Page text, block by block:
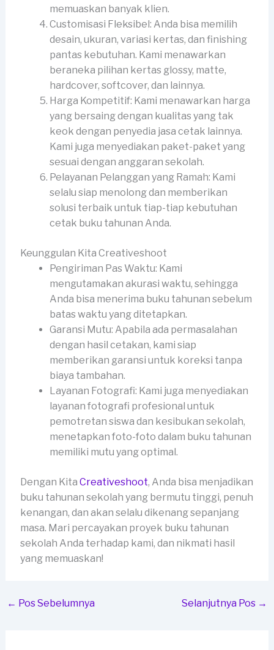
memuaskan banyak klien.
Customisasi Fleksibel: Anda bisa memilih
desain, ukuran, variasi kertas, dan finishing
pantas kebutuhan. Kami menawarkan
beraneka pilihan kertas glossy, matte,
hardcover, softcover, dan lainnya.
Harga Kompetitif: Kami menawarkan harga
yang bersaing dengan kualitas yang tak
keok dengan penyedia jasa cetak lainnya.
Kami juga menyediakan paket-paket yang
sesuai dengan anggaran sekolah.
Pelayanan Pelanggan yang Ramah: Kami
selalu siap menolong dan memberikan
solusi terbaik untuk tiap-tiap kebutuhan
cetak buku tahunan Anda.
Keunggulan Kita Creativeshoot
Pengiriman Pas Waktu: Kami
mengutamakan akurasi waktu, sehingga
Anda bisa menerima buku tahunan sebelum
batas waktu yang ditetapkan.
Garansi Mutu: Apabila ada permasalahan
dengan hasil cetakan, kami siap
memberikan garansi untuk koreksi tanpa
biaya tambahan.
Layanan Fotografi: Kami juga menyediakan
layanan fotografi profesional untuk
pemotretan siswa dan kesibukan sekolah,
menetapkan foto-foto dalam buku tahunan
memiliki mutu yang optimal.
Dengan Kita Creativeshoot, Anda bisa menjadikan
buku tahunan sekolah yang bermutu tinggi, penuh
kenangan, dan akan selalu dikenang sepanjang
masa. Mari percayakan proyek buku tahunan
sekolah Anda terhadap kami, dan nikmati hasil
yang memuaskan!
← Pos Sebelumnya Selanjutnya Pos →